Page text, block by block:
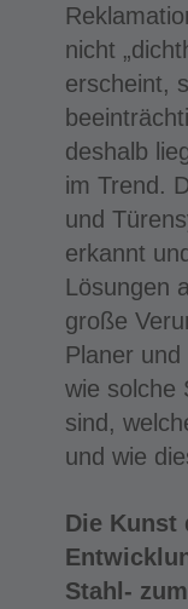
nicht
erscheint,
deshalb
im Trend.
und
erkannt
Lösungen
große
Planer
wie solche
sind,
und wie
Die Kunst
Stahl-